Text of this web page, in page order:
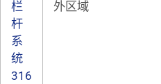
栏
杆
系
统
316
外区域